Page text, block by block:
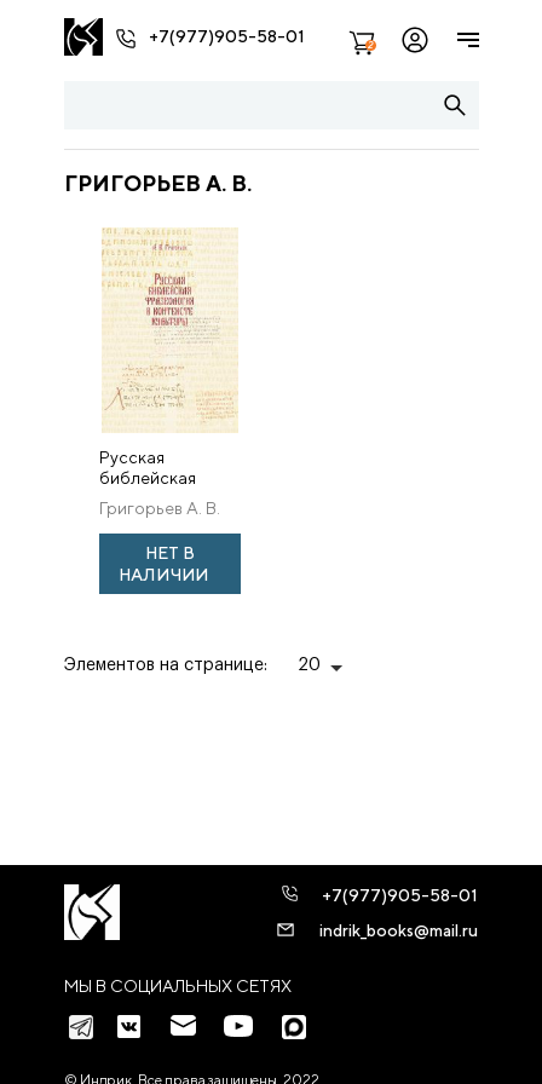
+7(977)905-58-01 2
ГРИГОРЬЕВ А. В.
Русская
библейская
фразеология в
контексте
культуры
Григорьев А. В.
НЕТ В
НАЛИЧИИ
Элементов на странице: 20
МЫ В СОЦИАЛЬНЫХ СЕТЯХ
+7(977)905-58-01
indrik_books@mail.ru
© Индрик. Все права защищены, 2022